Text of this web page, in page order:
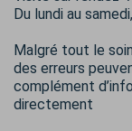
Du lundi au
Malgré tout le
des erreurs
complément
directement